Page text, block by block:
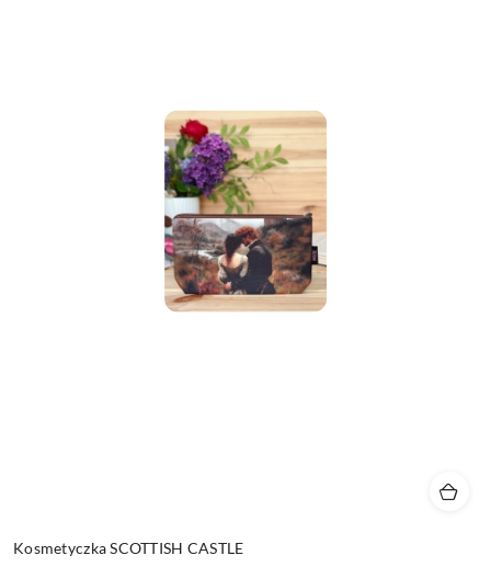
Kosmetyczka SCOTTISH CASTLE